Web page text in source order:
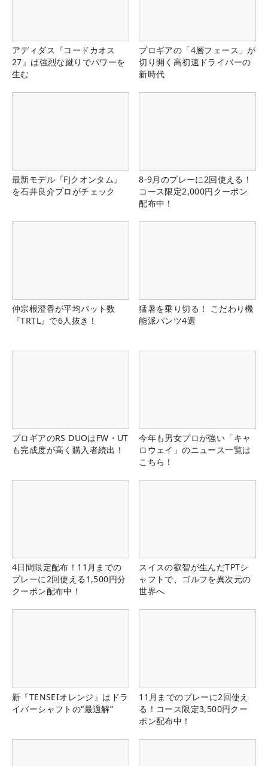
アディダス『コードカオス
27』は強烈な蹴りでパワーを
生む
プロギアの「4層フェース」が
切り開く高初速ドライバーの
新時代
最新モデル『FJクオンタム』
を石井良介プロがチェック
8-9月のプレーに2回使える！
コース限定2,000円クーポン
配布中！
仲宗根澄香が平均パット数
『TRTL』で6人抜き！
猛暑を乗り切る！ こだわり機
能派パンツ4選
プロギアのRS DUOはFW・UT
も完成度が高く購入者続出！
今年も男女プロが強い「キャ
ロウェイ」のニュース一覧は
こちら！
4日間限定配布！11月までの
プレーに2回使える1,500円分
クーポン配布中！
スイスの叡智が生んだTPTシ
ャフトで、ゴルフを異次元の
世界へ
新『TENSEIオレンジ』はドラ
イバーシャフトの“最適解”
11月までのプレーに2回使え
る！コース限定3,500円クー
ポン配布中！